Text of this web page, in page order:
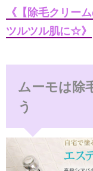
《【除毛クリー
ツルツル肌に☆》
ムーモは除
う